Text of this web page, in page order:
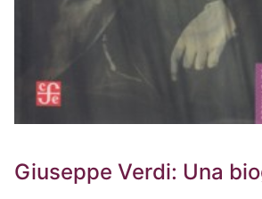
Giuseppe Verdi: Una